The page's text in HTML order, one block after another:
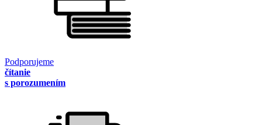
Podporujeme
čítanie
s porozumením